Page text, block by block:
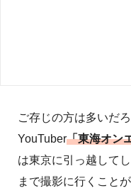
ご存じの方は多いだ
YouTuber「東海オン
は東京に引っ越して
まで撮影に行くこと